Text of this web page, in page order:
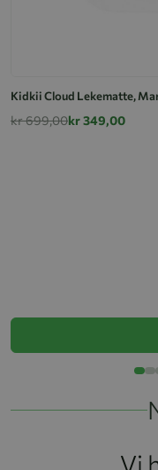
Kidkii Cloud Lekematte,
kr 699,00kr 349,00